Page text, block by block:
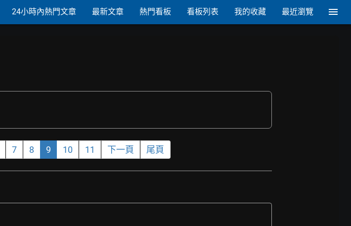
24小時內熱門文章 最新文章 熱門看板 看板列表 我的收藏 最近瀏覽
7 8 9 10 11 下一頁 尾頁